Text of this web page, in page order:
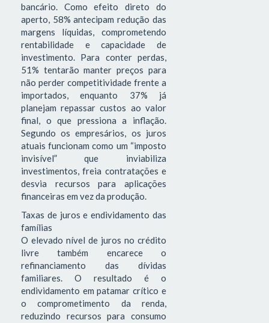
bancário. Como efeito direto do
aperto, 58% antecipam redução das
margens líquidas, comprometendo
rentabilidade e capacidade de
investimento. Para conter perdas,
51% tentarão manter preços para
não perder competitividade frente a
importados, enquanto 37% já
planejam repassar custos ao valor
final, o que pressiona a inflação.
Segundo os empresários, os juros
atuais funcionam como um “imposto
invisível” que inviabiliza
investimentos, freia contratações e
desvia recursos para aplicações
financeiras em vez da produção.
Taxas de juros e endividamento das
famílias
O elevado nível de juros no crédito
livre também encarece o
refinanciamento das dívidas
familiares. O resultado é o
endividamento em patamar crítico e
o comprometimento da renda,
reduzindo recursos para consumo